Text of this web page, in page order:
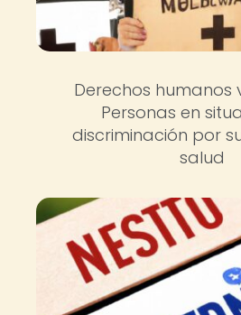
Derechos humanos
Personas en
discriminación por
salud